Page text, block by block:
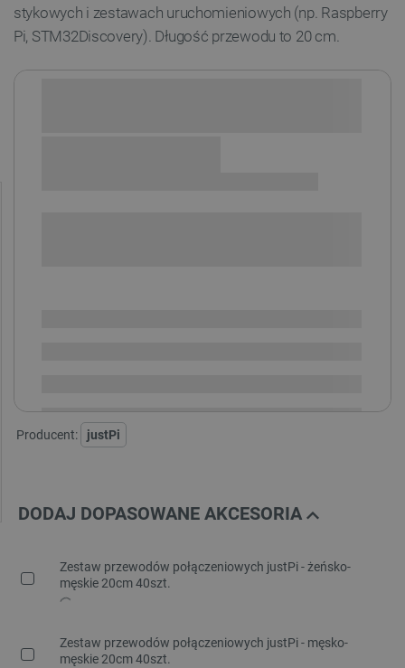
stykowych i zestawach uruchomieniowych (np. Raspberry
Pi, STM32Discovery). Długość przewodu to 20 cm.
Producent: justPi
DODAJ DOPASOWANE AKCESORIA
Zestaw przewodów połączeniowych justPi - żeńsko-
męskie 20cm 40szt.
Zestaw przewodów połączeniowych justPi - męsko-
męskie 20cm 40szt.